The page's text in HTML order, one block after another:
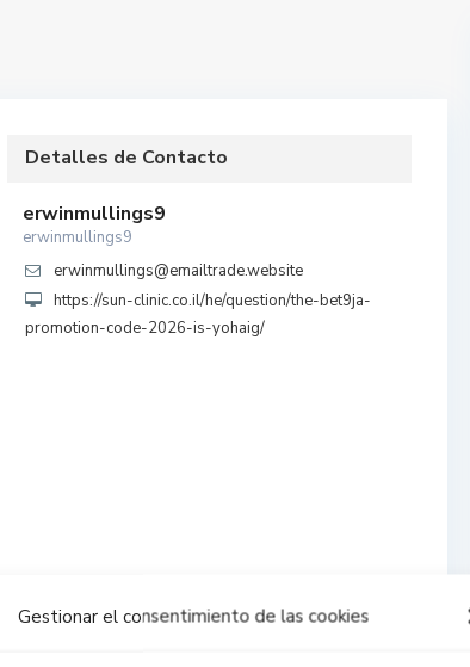
Gestionar el consentimiento de las cookies
Detalles de Contacto
erwinmullings9
erwinmullings9
erwinmullings@emailtrade.website
https://sun-clinic.co.il/he/question/the-bet9ja-
promotion-code-2026-is-yohaig/